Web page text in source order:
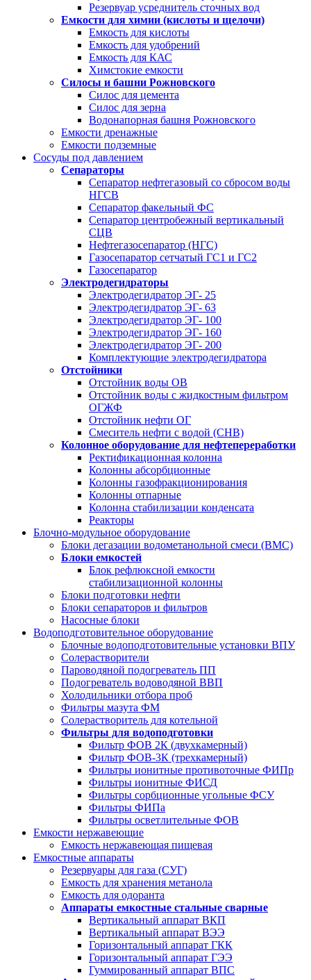
Резервуар усреднитель сточных вод
Емкости для химии (кислоты и щелочи)
Емкость для кислоты
Емкость для удобрений
Емкость для КАС
Химстокие емкости
Силосы и башни Рожновского
Силос для цемента
Силос для зерна
Водонапорная башня Рожновского
Емкости дренажные
Емкости подземные
Сосуды под давлением
Сепараторы
Сепаратор нефтегазовый со сбросом воды
НГСВ
Сепаратор факельный ФС
Сепаратор центробежный вертикальный
СЦВ
Нефтегазосепаратор (НГС)
Газосепаратор сетчатый ГС1 и ГС2
Газосепаратор
Электродегидраторы
Электродегидратор ЭГ- 25
Электродегидратор ЭГ- 63
Электродегидратор ЭГ- 100
Электродегидратор ЭГ- 160
Электродегидратор ЭГ- 200
Комплектующие электродегидратора
Отстойники
Отстойник воды ОВ
Отстойник воды с жидкостным фильтром
ОГЖФ
Отстойник нефти ОГ
Смеситель нефти с водой (СНВ)
Колонное оборудование для нефтепереработки
Ректификационная колонна
Колонны абсорбционные
Колонны газофракционирования
Колонны отпарные
Колонна стабилизации конденсата
Реакторы
Блочно-модульное оборудование
Блоки дегазации водометанольной смеси (BMC)
Блоки емкостей
Блок рефлюксной емкости
стабилизационной колонны
Блоки подготовки нефти
Блоки сепараторов и фильтров
Насосные блоки
Водоподготовительное оборудование
Блочные водоподготовительные установки ВПУ
Солерастворители
Пароводяной подогреватель ПП
Подогреватель водоводяной ВВП
Холодильники отбора проб
Фильтры мазута ФМ
Солерастворитель для котельной
Фильтры для водоподготовки
Фильтр ФОВ 2К (двухкамерный)
Фильтр ФОВ-3К (трехкамерный)
Фильтры ионитные противоточные ФИПр
Фильтры ионитные ФИСД
Фильтры сорбционные угольные ФСУ
Фильтры ФИПа
Фильтры осветлительные ФОВ
Емкости нержавеющие
Емкость нержавеющая пищевая
Емкостные аппараты
Резервуары для газа (СУГ)
Емкость для хранения метанола
Емкость для одоранта
Аппараты емкостные стальные сварные
Вертикальный аппарат ВКП
Вертикальный аппарат ВЭЭ
Горизонтальный аппарат ГКК
Горизонтальный аппарат ГЭЭ
Гуммированный аппарат ВПС